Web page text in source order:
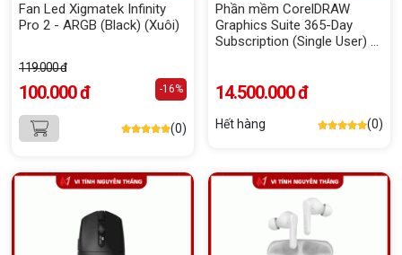
Fan Led Xigmatek Infinity
Pro 2 - ARGB (Black) (Xuôi)
119.000 đ
100.000 đ -16%
(0)
Phần mềm CorelDRAW
Graphics Suite 365-Day
Subscription (Single User) -
14.500.000 đ
Hết hàng (0)